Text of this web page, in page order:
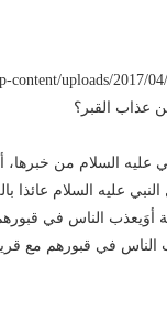
عذاب القبر؟
عليه السلام من
عليه السلام عائذا
أوَيعذب الناس في
في قبورهم مع